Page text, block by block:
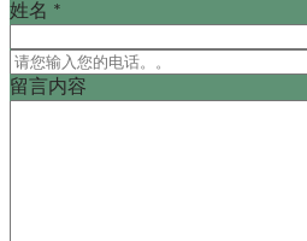
姓名 *
留言内容